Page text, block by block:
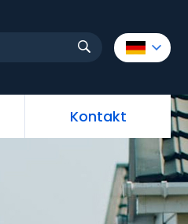
Kontakt
Kontakt